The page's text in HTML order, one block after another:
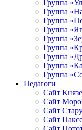
Группа
Группа
Группа
Группа
Группа
Группа
Группа
Группа
Группа
Педагоги
Сайт
Сайт
Сайт
Сайт
Сайт